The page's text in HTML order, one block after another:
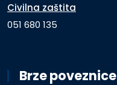
Civilna zaštita
051 680 135
Brze poveznice